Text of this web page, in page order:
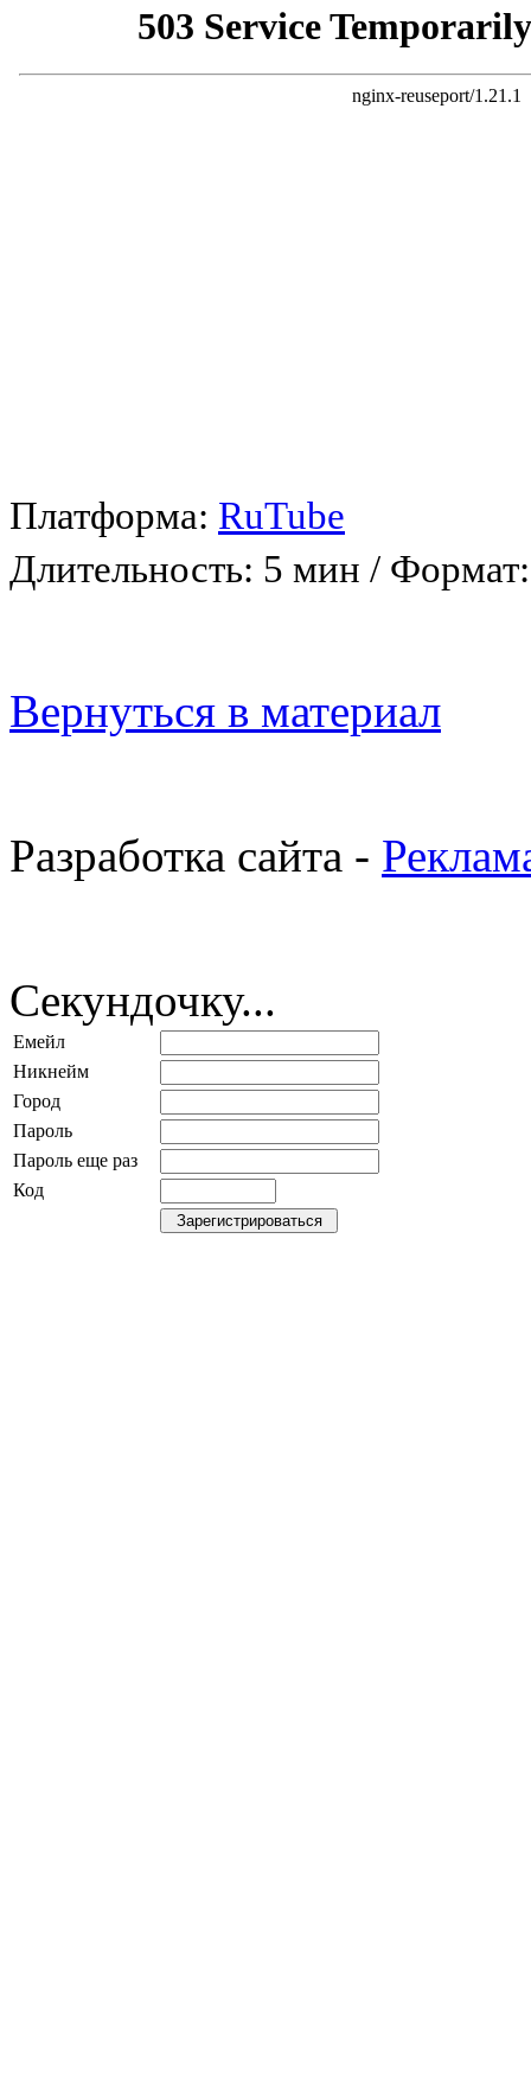
Платформа: RuTube
Длительность: 5 мин /
Вернуться в материал
Разработка сайта -
Секундочку...
Емейл
Никнейм
Город
Пароль
Пароль еще раз
Код